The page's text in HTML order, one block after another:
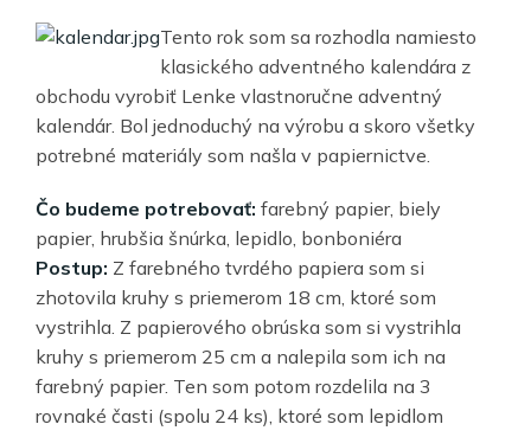
Tento rok som sa rozhodla namiesto
klasického adventného kalendára z
obchodu vyrobiť Lenke vlastnoručne adventný
kalendár. Bol jednoduchý na výrobu a skoro všetky
potrebné materiály som našla v papiernictve.
Čo budeme potrebovať: farebný papier, biely
papier, hrubšia šnúrka, lepidlo, bonboniéra
Postup: Z farebného tvrdého papiera som si
zhotovila kruhy s priemerom 18 cm, ktoré som
vystrihla. Z papierového obrúska som si vystrihla
kruhy s priemerom 25 cm a nalepila som ich na
farebný papier. Ten som potom rozdelila na 3
rovnaké časti (spolu 24 ks), ktoré som lepidlom